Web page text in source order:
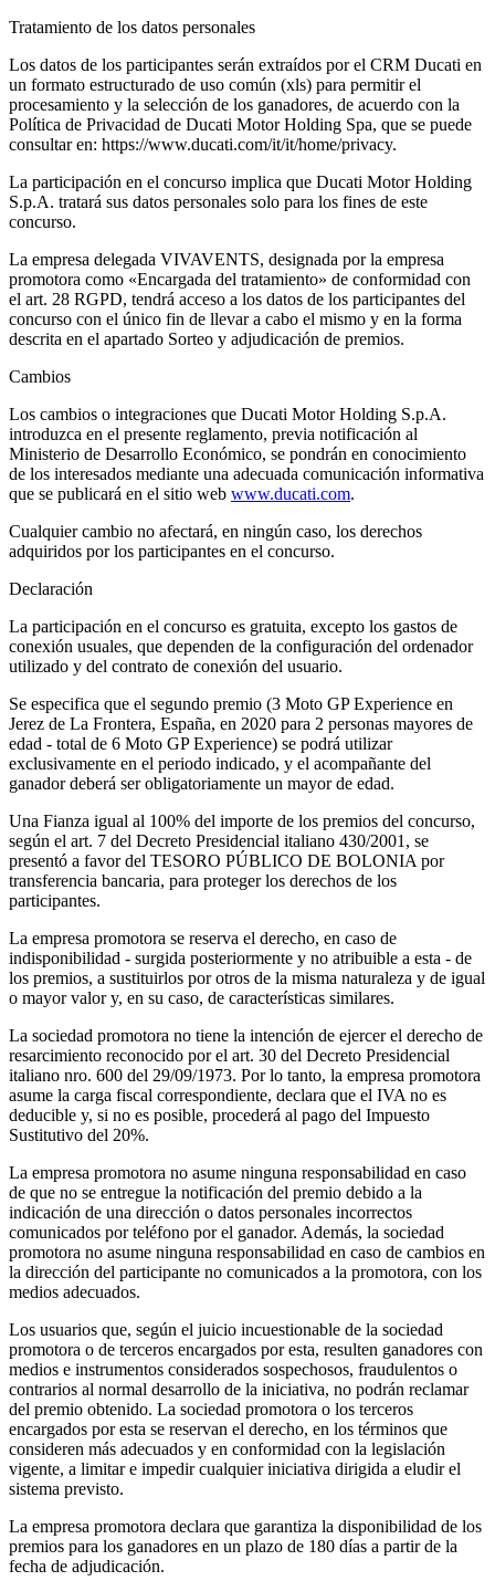
Tratamiento de los datos personales
Los datos de los participantes serán extraídos por el CRM Ducati en
un formato estructurado de uso común (xls) para permitir el
procesamiento y la selección de los ganadores, de acuerdo con la
Política de Privacidad de Ducati Motor Holding Spa, que se puede
consultar en: https://www.ducati.com/it/it/home/privacy.
La participación en el concurso implica que Ducati Motor Holding
S.p.A. tratará sus datos personales solo para los fines de este
concurso.
La empresa delegada VIVAVENTS, designada por la empresa
promotora como «Encargada del tratamiento» de conformidad con
el art. 28 RGPD, tendrá acceso a los datos de los participantes del
concurso con el único fin de llevar a cabo el mismo y en la forma
descrita en el apartado Sorteo y adjudicación de premios.
Cambios
Los cambios o integraciones que Ducati Motor Holding S.p.A.
introduzca en el presente reglamento, previa notificación al
Ministerio de Desarrollo Económico, se pondrán en conocimiento
de los interesados mediante una adecuada comunicación informativa
que se publicará en el sitio web www.ducati.com.
Cualquier cambio no afectará, en ningún caso, los derechos
adquiridos por los participantes en el concurso.
Declaración
La participación en el concurso es gratuita, excepto los gastos de
conexión usuales, que dependen de la configuración del ordenador
utilizado y del contrato de conexión del usuario.
Se especifica que el segundo premio (3 Moto GP Experience en
Jerez de La Frontera, España, en 2020 para 2 personas mayores de
edad - total de 6 Moto GP Experience) se podrá utilizar
exclusivamente en el periodo indicado, y el acompañante del
ganador deberá ser obligatoriamente un mayor de edad.
Una Fianza igual al 100% del importe de los premios del concurso,
según el art. 7 del Decreto Presidencial italiano 430/2001, se
presentó a favor del TESORO PÚBLICO DE BOLONIA por
transferencia bancaria, para proteger los derechos de los
participantes.
La empresa promotora se reserva el derecho, en caso de
indisponibilidad - surgida posteriormente y no atribuible a esta - de
los premios, a sustituirlos por otros de la misma naturaleza y de igual
o mayor valor y, en su caso, de características similares.
La sociedad promotora no tiene la intención de ejercer el derecho de
resarcimiento reconocido por el art. 30 del Decreto Presidencial
italiano nro. 600 del 29/09/1973. Por lo tanto, la empresa promotora
asume la carga fiscal correspondiente, declara que el IVA no es
deducible y, si no es posible, procederá al pago del Impuesto
Sustitutivo del 20%.
La empresa promotora no asume ninguna responsabilidad en caso
de que no se entregue la notificación del premio debido a la
indicación de una dirección o datos personales incorrectos
comunicados por teléfono por el ganador. Además, la sociedad
promotora no asume ninguna responsabilidad en caso de cambios en
la dirección del participante no comunicados a la promotora, con los
medios adecuados.
Los usuarios que, según el juicio incuestionable de la sociedad
promotora o de terceros encargados por esta, resulten ganadores con
medios e instrumentos considerados sospechosos, fraudulentos o
contrarios al normal desarrollo de la iniciativa, no podrán reclamar
del premio obtenido. La sociedad promotora o los terceros
encargados por esta se reservan el derecho, en los términos que
consideren más adecuados y en conformidad con la legislación
vigente, a limitar e impedir cualquier iniciativa dirigida a eludir el
sistema previsto.
La empresa promotora declara que garantiza la disponibilidad de los
premios para los ganadores en un plazo de 180 días a partir de la
fecha de adjudicación.